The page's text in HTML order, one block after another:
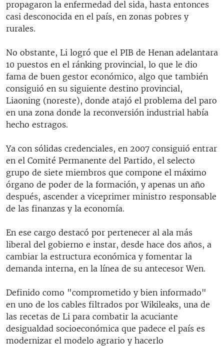
propagaron la enfermedad del sida, hasta entonces
casi desconocida en el país, en zonas pobres y
rurales.
No obstante, Li logró que el PIB de Henan adelantara
10 puestos en el ránking provincial, lo que le dio
fama de buen gestor económico, algo que también
consiguió en su siguiente destino provincial,
Liaoning (noreste), donde atajó el problema del paro
en una zona donde la reconversión industrial había
hecho estragos.
Ya con sólidas credenciales, en 2007 consiguió entrar
en el Comité Permanente del Partido, el selecto
grupo de siete miembros que compone el máximo
órgano de poder de la formación, y apenas un año
después, ascender a viceprimer ministro responsable
de las finanzas y la economía.
En ese cargo destacó por pertenecer al ala más
liberal del gobierno e instar, desde hace dos años, a
cambiar la estructura económica y fomentar la
demanda interna, en la línea de su antecesor Wen.
Definido como "comprometido y bien informado"
en uno de los cables filtrados por Wikileaks, una de
las recetas de Li para combatir la acuciante
desigualdad socioeconómica que padece el país es
modernizar el modelo agrario y hacerlo